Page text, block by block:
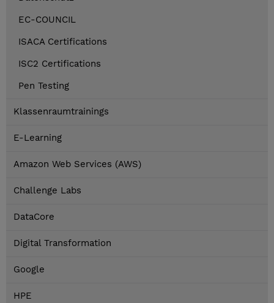
EC-COUNCIL
ISACA Certifications
ISC2 Certifications
Pen Testing
Klassenraumtrainings
E-Learning
Amazon Web Services (AWS)
Challenge Labs
DataCore
Digital Transformation
Google
HPE